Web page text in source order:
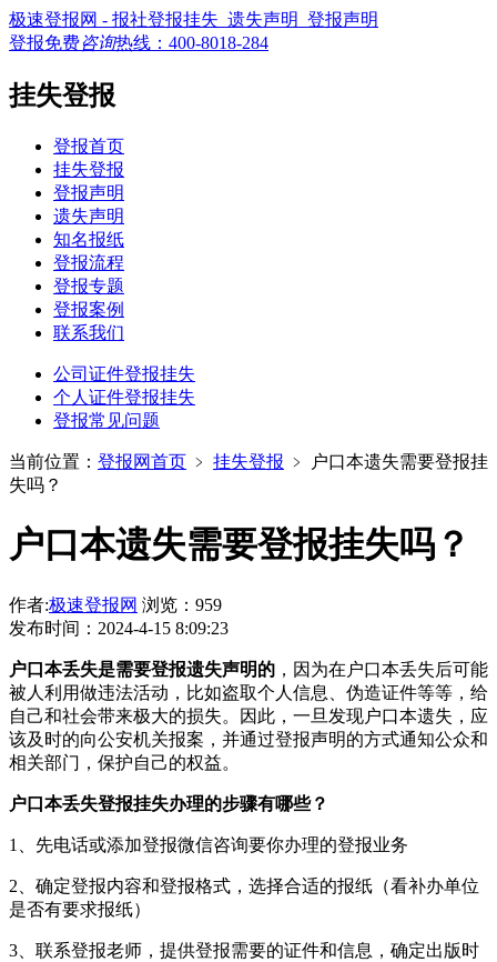
极速登报网 - 报社登报挂失_遗失声明_登报声明
登报免费咨询热线： 400-8018-284
挂失登报
登报首页
挂失登报
登报声明
遗失声明
知名报纸
登报流程
登报专题
登报案例
联系我们
公司证件登报挂失
个人证件登报挂失
登报常见问题
当前位置： 登报网首页 ﹥ 挂失登报 ﹥
户口本遗失需要登报挂
失吗？
户口本遗失需要登报挂失吗？
作者:极速登报网 浏览：959
发布时间：2024-4-15 8:09:23
户口本丢失是需要登报遗失声明的 ，因为在户口本丢失后可能
被人利用做违法活动，比如盗取个人信息、伪造证件等等，给
自己和社会带来极大的损失。因此，一旦发现户口本遗失，应
该及时的向公安机关报案，并通过登报声明的方式通知公众和
相关部门，保护自己的权益。
户口本丢失登报挂失办理的步骤有哪些？
1、先电话或添加登报微信咨询要你办理的登报业务
2、确定登报内容和登报格式，选择合适的报纸（看补办单位
是否有要求报纸）
3、联系登报老师，提供登报需要的证件和信息，确定出版时